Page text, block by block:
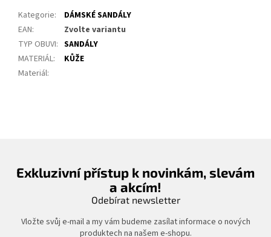
Kategorie:
DÁMSKÉ SANDÁLY
EAN:
Zvolte variantu
TYP OBUVI: SANDÁLY
MATERIÁL:
KŮŽE
Materiál:
Exkluzivní přístup k novinkám, slevám
a akcím!
Odebírat newsletter
Vložte svůj e-mail a my vám budeme zasílat informace o nových
produktech na našem e-shopu.